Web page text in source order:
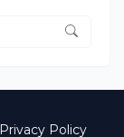
Privacy Policy